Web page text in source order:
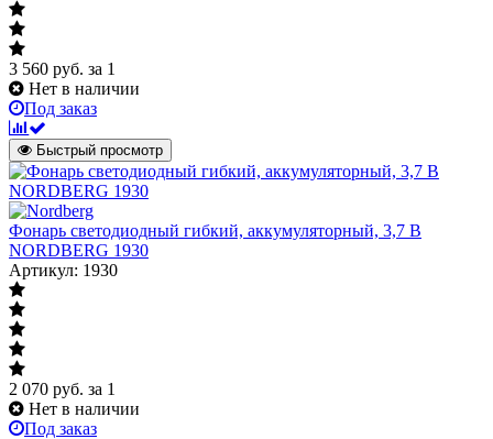
3 560 руб. за 1
Нет в наличии
Под заказ
Быстрый просмотр
Фонарь светодиодный гибкий, аккумуляторный, 3,7 В
NORDBERG 1930
Артикул: 1930
2 070 руб. за 1
Нет в наличии
Под заказ